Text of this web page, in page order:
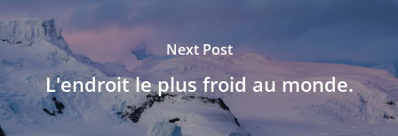
Next Post
L'endroit le plus froid au monde.